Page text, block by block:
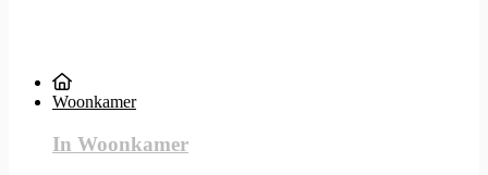
Woonkamer
In Woonkamer